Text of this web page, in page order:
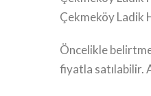
Çekmeköy Ladik
Öncelikle
fiyatla satılabilir.